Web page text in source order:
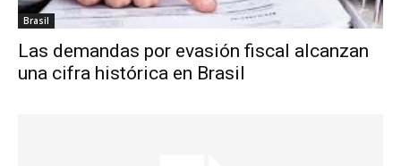
Brasil
Las demandas por evasión fiscal alcanzan
una cifra histórica en Brasil